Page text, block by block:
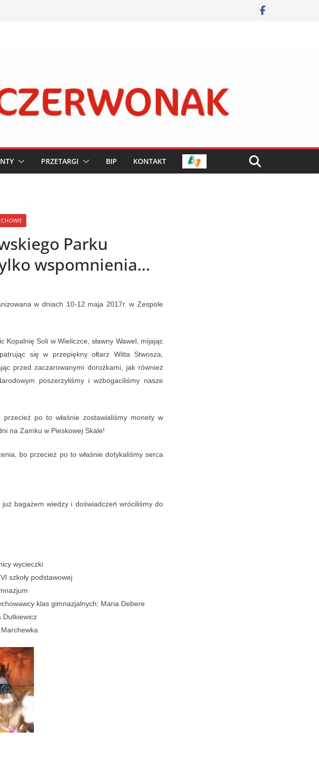
PRZETARGI BIP KONTAKT
Parku
wspomnienia…
w dniach 10-12 maja 2017r. w Zespole
Kopalnię Soli w Wieliczce, sławny Wawel, mijając
się w przepiękny ołtarz Witta Stwosza,
przed zaczarowanymi dorożkami, jak również
poszerzyliśmy i wzbogaciliśmy nasze
po to właśnie zostawialiśmy monety w
na Zamku w Pieskowej Skale!
bo przecież po to właśnie dotykaliśmy serca
bagażem wiedzy i doświadczeń wróciliśmy do
wycieczki
szkoły podstawowej
klas gimnazjalnych: Maria Debere
Dutkiewicz